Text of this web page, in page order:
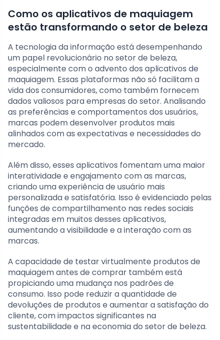
Como os aplicativos de maquiagem
estão transformando o setor de beleza
A tecnologia da informação está desempenhando
um papel revolucionário no setor de beleza,
especialmente com o advento dos aplicativos de
maquiagem. Essas plataformas não só facilitam a
vida dos consumidores, como também fornecem
dados valiosos para empresas do setor. Analisando
as preferências e comportamentos dos usuários,
marcas podem desenvolver produtos mais
alinhados com as expectativas e necessidades do
mercado.
Além disso, esses aplicativos fomentam uma maior
interatividade e engajamento com as marcas,
criando uma experiência de usuário mais
personalizada e satisfatória. Isso é evidenciado pelas
funções de compartilhamento nas redes sociais
integradas em muitos desses aplicativos,
aumentando a visibilidade e a interação com as
marcas.
A capacidade de testar virtualmente produtos de
maquiagem antes de comprar também está
propiciando uma mudança nos padrões de
consumo. Isso pode reduzir a quantidade de
devoluções de produtos e aumentar a satisfação do
cliente, com impactos significantes na
sustentabilidade e na economia do setor de beleza.